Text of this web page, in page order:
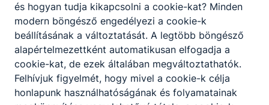
Partnereink
és hogyan tudja kikapcsolni a cookie-kat? Minden
modern böngésző engedélyezi a cookie-k
beállításának a változtatását. A legtöbb böngésző
alapértelmezettként automatikusan elfogadja a
cookie-kat, de ezek általában megváltoztathatók.
Felhívjuk figyelmét, hogy mivel a cookie-k célja
honlapunk használhatóságának és folyamatainak